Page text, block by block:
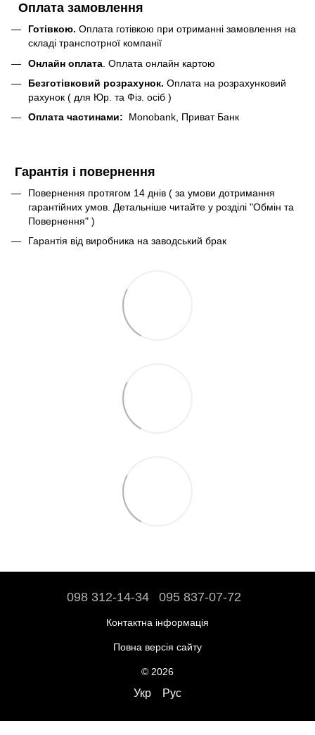
Оплата замовлення
Готівкою. Оплата готівкою при отриманні замовлення на
складі транспотрної компанії
Онлайн оплата . Оплата онлайн картою
Безготівковий розрахунок. Оплата на розрахунковий
рахунок ( для Юр. та Фіз. осіб )
Оплата частинами: Monobank, Приват Банк
Гарантія і повернення
Повернення протягом 14 днів ( за умови дотримання
гарантійних умов. Детальніше читайте у розділі "Обмін та
Повернення" )
Гарантія від виробника на заводський брак
098 312-14-34 095 837-07-72
Контактна інформація
Повна версія сайту
© 2026
Укр Рус